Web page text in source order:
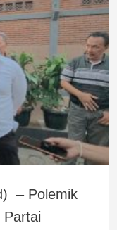
– Polemik
Partai